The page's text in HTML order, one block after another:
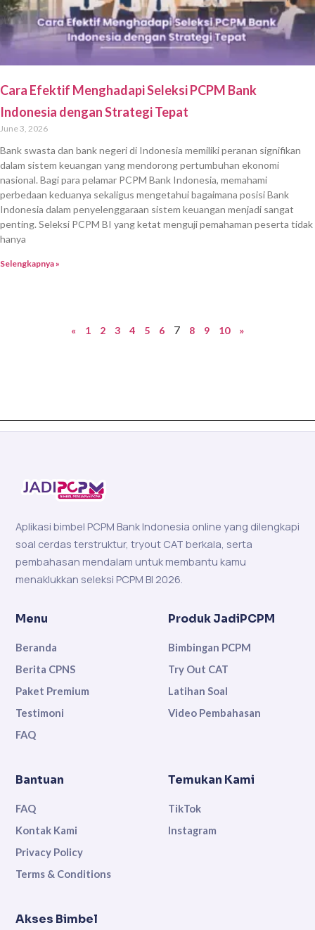
Cara Efektif Menghadapi Seleksi PCPM Bank
Indonesia dengan Strategi Tepat
June 3, 2026
Bank swasta dan bank negeri di Indonesia memiliki peranan signifikan
dalam sistem keuangan yang mendorong pertumbuhan ekonomi
nasional. Bagi para pelamar PCPM Bank Indonesia, memahami
perbedaan keduanya sekaligus mengetahui bagaimana posisi Bank
Indonesia dalam penyelenggaraan sistem keuangan menjadi sangat
penting. Seleksi PCPM BI yang ketat menguji pemahaman peserta tidak
hanya
Selengkapnya »
« 1 2 3 4 5 6 7 8 9 10 »
Aplikasi bimbel PCPM Bank Indonesia online yang dilengkapi
soal cerdas terstruktur, tryout CAT berkala, serta
pembahasan mendalam untuk membantu kamu
menaklukkan seleksi PCPM BI 2026.
Menu
Beranda
Berita CPNS
Paket Premium
Testimoni
FAQ
Produk JadiPCPM
Bimbingan PCPM
Try Out CAT
Latihan Soal
Video Pembahasan
Bantuan
FAQ
Kontak Kami
Privacy Policy
Terms & Conditions
Temukan Kami
TikTok
Instagram
Akses Bimbel